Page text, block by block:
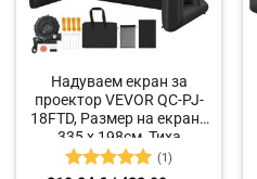
Надуваем екран за
проектор VEVOR QC-PJ-
18FTD, Размер на екрана
335 x 198см, Тиха
надуваема система,
Формат 16:9
(1)